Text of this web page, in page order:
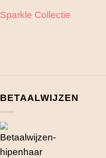
Sparkle Collectie
BETAALWIJZEN